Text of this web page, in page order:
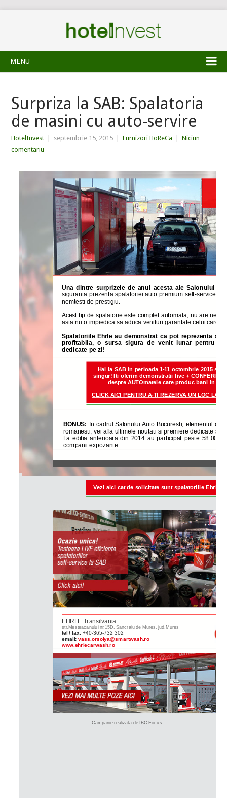
MENU
Surpriza la SAB: Spalatoria
de masini cu auto-servire
HotelInvest septembrie 15, 2015 Furnizori HoReCa
Niciun
comentariu